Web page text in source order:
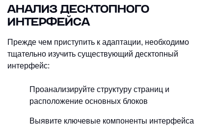
АНАЛИЗ ДЕСКТОПНОГО
ИНТЕРФЕЙСА
Прежде чем приступить к адаптации, необходимо
тщательно изучить существующий десктопный
интерфейс:
Проанализируйте структуру страниц и
расположение основных блоков
Выявите ключевые компоненты интерфейса